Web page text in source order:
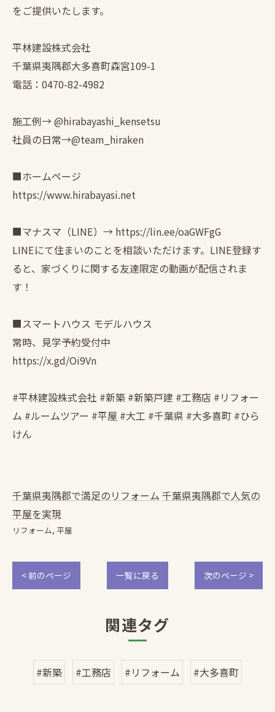
をご提供いたします。
平林建設株式会社
千葉県夷隅郡大多喜町森宮109-1
電話：0470-82-4982
施工例→ @hirabayashi_kensetsu
社員の日常→@team_hiraken
■ホームページ
https://www.hirabayasi.net
■マナスマ（LINE）→ https://lin.ee/oaGWFgG
LINEにて住まいのことを相談いただけます。LINE登録す
ると、家づくりに関する友達限定の動画が配信されま
す！
■スマートハウス モデルハウス
常時、見学予約受付中
https://x.gd/Oi9Vn
#平林建設株式会社 #新築 #新築戸建 #工務店 #リフォー
ム #ルームツアー #平屋 #大工 #千葉県 #大多喜町 #ひら
けん
千葉県夷隅郡で満足のリフォーム 千葉県夷隅郡で人気の
平屋を実現
リフォーム 平屋
< 前のページ 一覧に戻る 次のページ >
関連タグ
#新築 #工務店 #リフォーム #大多喜町